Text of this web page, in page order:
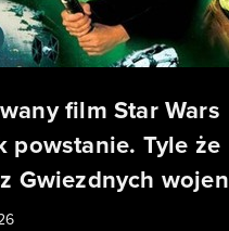
film Star Wars
powstanie. Tyle że
Gwiezdnych wojen